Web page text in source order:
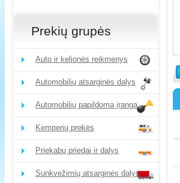
Prekių grupės
Auto ir kelionės reikmenys
Automobilių atsarginės dalys
Automobilių papildoma įranga
Kemperių prekės
Priekabų priedai ir dalys
Sunkvežimių atsarginės dalys